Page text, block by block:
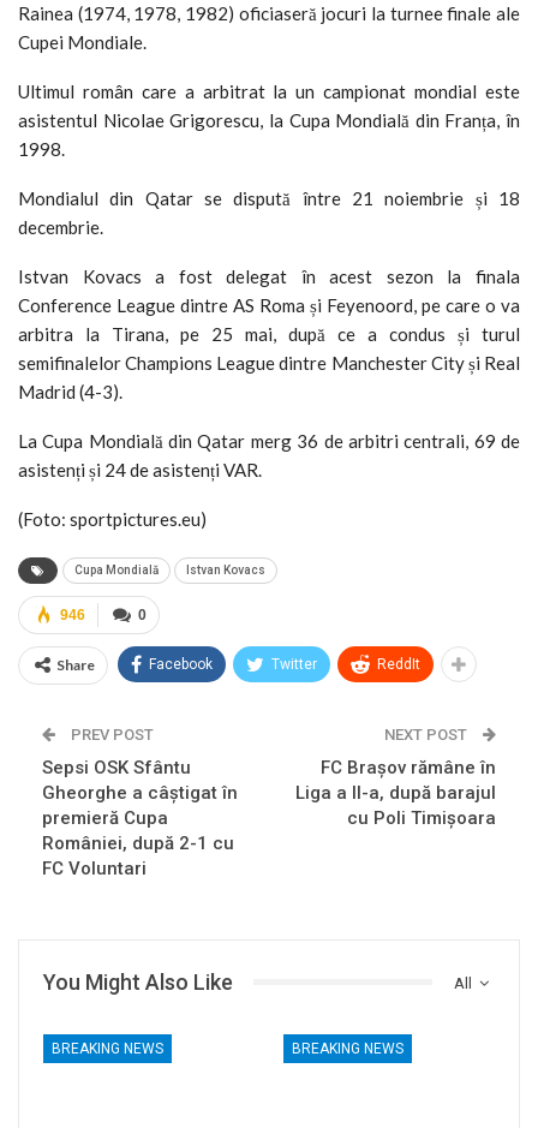
Rainea (1974, 1978, 1982) oficiaseră jocuri la turnee finale ale
Cupei Mondiale.
Ultimul român care a arbitrat la un campionat mondial este
asistentul Nicolae Grigorescu, la Cupa Mondială din Franța, în
1998.
Mondialul din Qatar se dispută între 21 noiembrie și 18
decembrie.
Istvan Kovacs a fost delegat în acest sezon la finala
Conference League dintre AS Roma și Feyenoord, pe care o va
arbitra la Tirana, pe 25 mai, după ce a condus și turul
semifinalelor Champions League dintre Manchester City și Real
Madrid (4-3).
La Cupa Mondială din Qatar merg 36 de arbitri centrali, 69 de
asistenți și 24 de asistenți VAR.
(Foto: sportpictures.eu)
Cupa Mondială Istvan Kovacs
0
946
Share Facebook Twitter ReddIt
PREV POST
Sepsi OSK Sfântu
Gheorghe a câştigat în
premieră Cupa
României, după 2-1 cu
FC Voluntari
NEXT POST
FC Braşov rămâne în
Liga a II-a, după barajul
cu Poli Timişoara
All
You Might Also Like
BREAKING NEWS BREAKING NEWS